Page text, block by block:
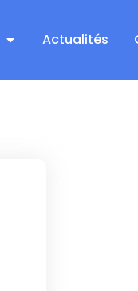
Actualités